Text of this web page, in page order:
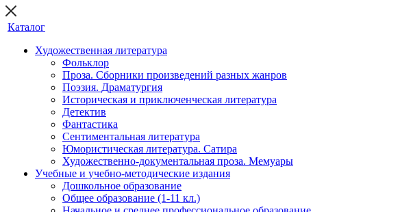
Каталог
Художественная литература
Фольклор
Проза. Сборники произведений разных жанров
Поэзия. Драматургия
Историческая и приключенческая литература
Детектив
Фантастика
Сентиментальная литература
Юмористическая литература. Сатира
Художественно-документальная проза. Мемуары
Учебные и учебно-методические издания
Дошкольное образование
Общее образование (1-11 кл.)